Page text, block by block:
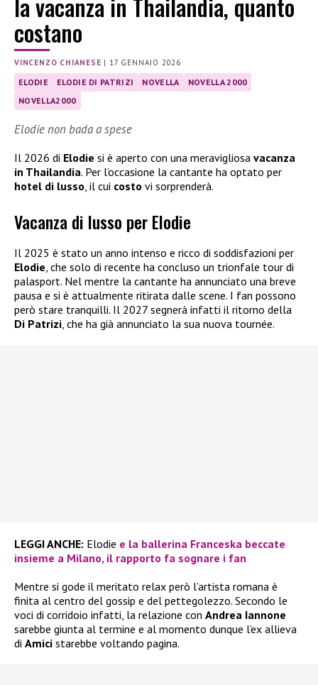
la vacanza in Thailandia, quanto
costano
VINCENZO CHIANESE | 17 GENNAIO 2026
ELODIE ELODIE DI PATRIZI NOVELLA
NOVELLA 2000
NOVELLA2000
Elodie non bada a spese
Il 2026 di Elodie si è aperto con una meravigliosa vacanza
in Thailandia. Per l’occasione la cantante ha optato per
hotel di lusso , il cui costo vi sorprenderà.
Vacanza di lusso per Elodie
Il 2025 è stato un anno intenso e ricco di soddisfazioni per
Elodie, che solo di recente ha concluso un trionfale tour di
palasport. Nel mentre la cantante ha annunciato una breve
pausa e si è attualmente ritirata dalle scene. I fan possono
però stare tranquilli. Il 2027 segnerà infatti il ritorno della
Di Patrizi, che ha già annunciato la sua nuova tournée.
LEGGI ANCHE: Elodie e la ballerina Franceska beccate
insieme a Milano, il rapporto fa sognare i fan
Mentre si gode il meritato relax però l’artista romana è
finita al centro del gossip e del pettegolezzo. Secondo le
voci di corridoio infatti, la relazione con Andrea Iannone
sarebbe giunta al termine e al momento dunque l’ex allieva
di Amici starebbe voltando pagina.